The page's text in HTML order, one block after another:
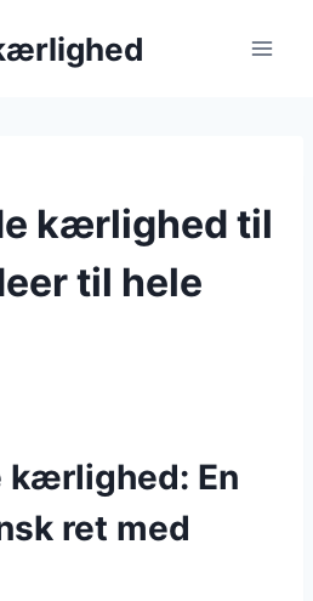
kærlighed til
til hele
En
ret med